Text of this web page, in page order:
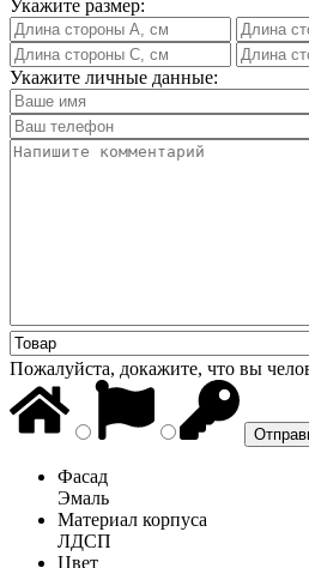
Укажите размер:
Укажите личные данные:
Пожалуйста, докажите, что вы
Фасад
Эмаль
Материал корпуса
ЛДСП
Цвет